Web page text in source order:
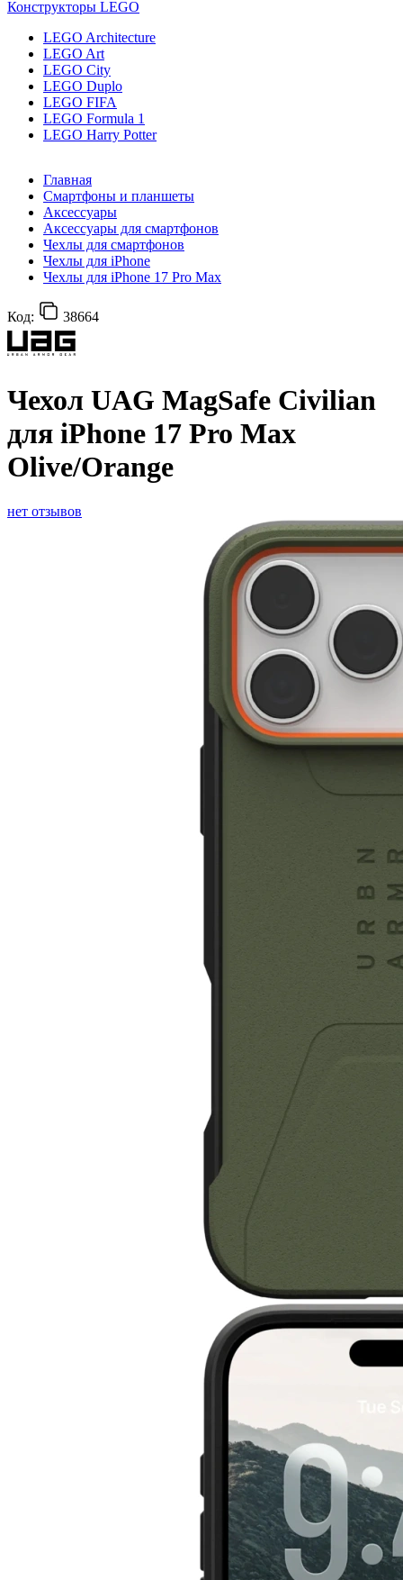
Конструкторы LEGO
LEGO Architecture
LEGO Art
LEGO City
LEGO Duplo
LEGO FIFA
LEGO Formula 1
LEGO Harry Potter
Главная
Смартфоны и планшеты
Аксессуары
Аксессуары для смартфонов
Чехлы для смартфонов
Чехлы для iPhone
Чехлы для iPhone 17 Pro Max
Код: 38664
Чехол UAG MagSafe Civilian
для iPhone 17 Pro Max
Olive/Orange
нет отзывов